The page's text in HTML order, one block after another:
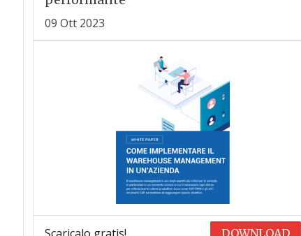
09 Ott 2023
DOWNLOAD